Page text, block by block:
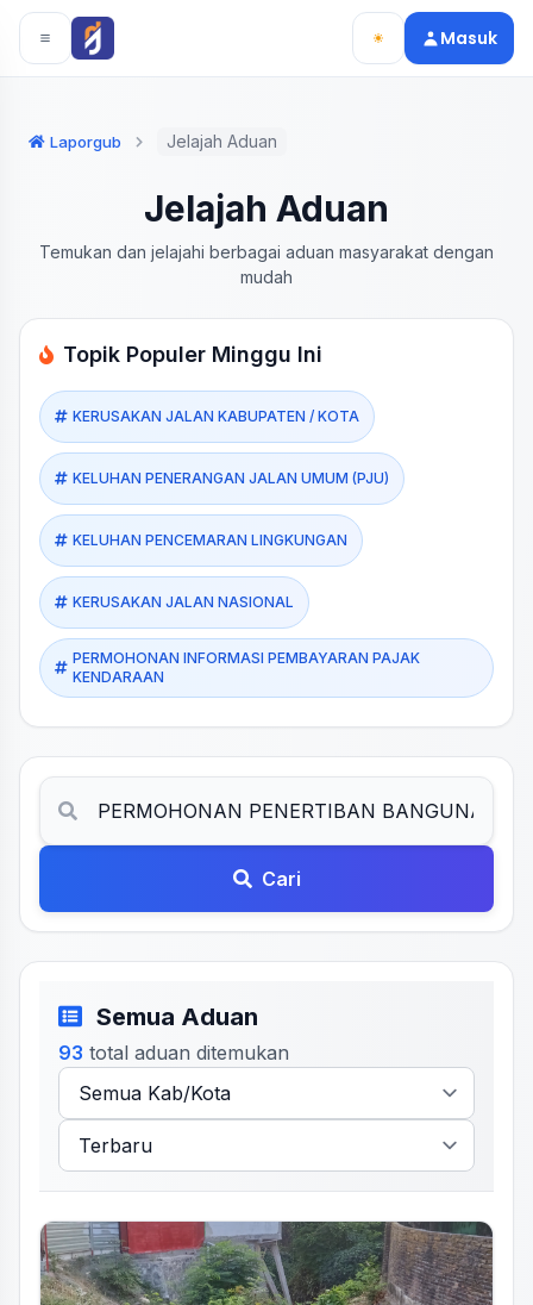
Langsung ke konten utama
Langsung ke navigasi
Masuk
Laporgub Jelajah Aduan
Jelajah Aduan
Temukan dan jelajahi berbagai aduan masyarakat dengan
mudah
Topik Populer Minggu Ini
KERUSAKAN JALAN KABUPATEN / KOTA
KELUHAN PENERANGAN JALAN UMUM (PJU)
KELUHAN PENCEMARAN LINGKUNGAN
KERUSAKAN JALAN NASIONAL
PERMOHONAN INFORMASI PEMBAYARAN PAJAK
KENDARAAN
Cari
Semua Aduan
93 total aduan ditemukan